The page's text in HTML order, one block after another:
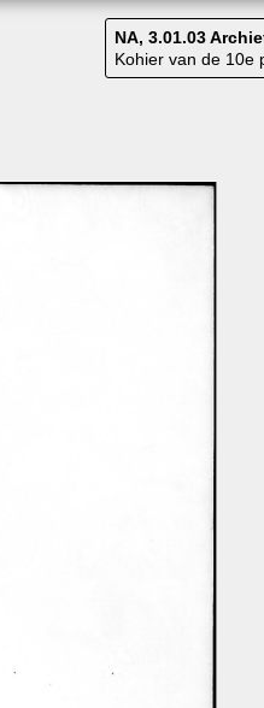
NA, 3.01.03
Kohier van de 10e